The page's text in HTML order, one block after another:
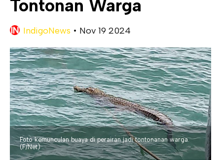
Tontonan Warga
IndigoNews • Nov 19 2024
Foto kemunculan buaya di perairan jadi tontonanan warga.
(F/Net)